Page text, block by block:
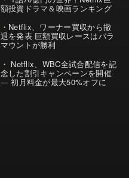
額投資ドラマ＆映画ランキング
Netflix、ワーナー買収から撤
退を発表 巨額買収レースはパラ
マウントが勝利
Netflix、WBC全試合配信を記
念した割引キャンペーンを開催
— 初月料金が最大50%オフに